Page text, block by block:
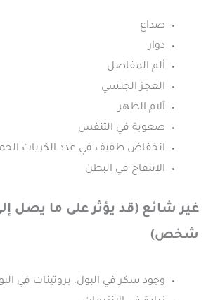
صداع
دوار
ألم المفاصل
العجز الجنسي
آلام الظهر
صعوبة في التنفس
انخفاض طفيف في عدد الكريات
الانتفاخ في البطن
شخص)
وجود سكر في البول، بروتينات في